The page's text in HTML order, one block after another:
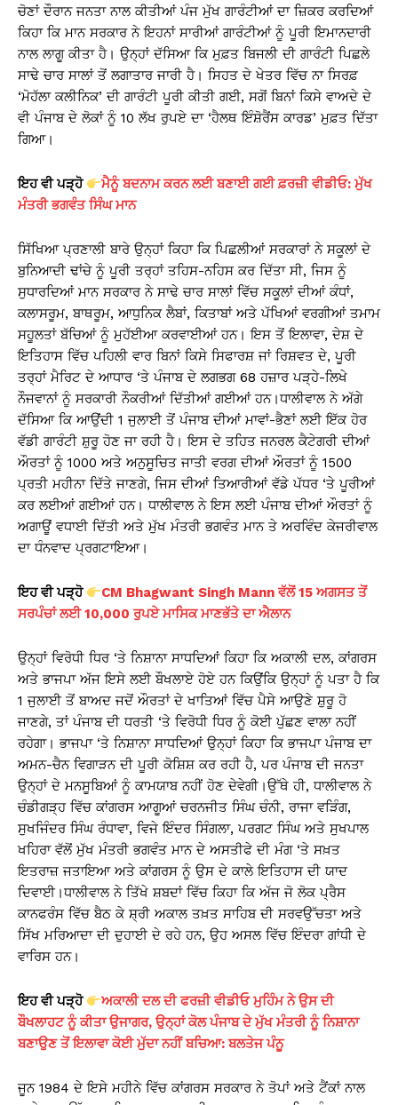
ਚੋਣਾਂ ਦੌਰਾਨ ਜਨਤਾ ਨਾਲ ਕੀਤੀਆਂ ਪੰਜ ਮੁੱਖ ਗਾਰੰਟੀਆਂ ਦਾ ਜ਼ਿਕਰ ਕਰਦਿਆਂ
ਕਿਹਾ ਕਿ ਮਾਨ ਸਰਕਾਰ ਨੇ ਇਹਨਾਂ ਸਾਰੀਆਂ ਗਾਰੰਟੀਆਂ ਨੂੰ ਪੂਰੀ ਇਮਾਨਦਾਰੀ
ਨਾਲ ਲਾਗੂ ਕੀਤਾ ਹੈ। ਉਨ੍ਹਾਂ ਦੱਸਿਆ ਕਿ ਮੁਫ਼ਤ ਬਿਜਲੀ ਦੀ ਗਾਰੰਟੀ ਪਿਛਲੇ
ਸਾਢੇ ਚਾਰ ਸਾਲਾਂ ਤੋਂ ਲਗਾਤਾਰ ਜਾਰੀ ਹੈ। ਸਿਹਤ ਦੇ ਖੇਤਰ ਵਿੱਚ ਨਾ ਸਿਰਫ਼
‘ਮੋਹੱਲਾ ਕਲੀਨਿਕ’ ਦੀ ਗਾਰੰਟੀ ਪੂਰੀ ਕੀਤੀ ਗਈ, ਸਗੋਂ ਬਿਨਾਂ ਕਿਸੇ ਵਾਅਦੇ ਦੇ
ਵੀ ਪੰਜਾਬ ਦੇ ਲੋਕਾਂ ਨੂੰ 10 ਲੱਖ ਰੁਪਏ ਦਾ ‘ਹੈਲਥ ਇੰਸ਼ੋਰੈਂਸ ਕਾਰਡ’ ਮੁਫ਼ਤ ਦਿੱਤਾ
ਗਿਆ।
ਇਹ ਵੀ ਪੜ੍ਹੋ
ਮੈਨੂੰ ਬਦਨਾਮ ਕਰਨ ਲਈ ਬਣਾਈ ਗਈ ਫ਼ਰਜ਼ੀ ਵੀਡੀਓ: ਮੁੱਖ
ਮੰਤਰੀ ਭਗਵੰਤ ਸਿੰਘ ਮਾਨ
ਸਿੱਖਿਆ ਪ੍ਰਣਾਲੀ ਬਾਰੇ ਉਨ੍ਹਾਂ ਕਿਹਾ ਕਿ ਪਿਛਲੀਆਂ ਸਰਕਾਰਾਂ ਨੇ ਸਕੂਲਾਂ ਦੇ
ਬੁਨਿਆਦੀ ਢਾਂਚੇ ਨੂੰ ਪੂਰੀ ਤਰ੍ਹਾਂ ਤਹਿਸ-ਨਹਿਸ ਕਰ ਦਿੱਤਾ ਸੀ, ਜਿਸ ਨੂੰ
ਸੁਧਾਰਦਿਆਂ ਮਾਨ ਸਰਕਾਰ ਨੇ ਸਾਢੇ ਚਾਰ ਸਾਲਾਂ ਵਿੱਚ ਸਕੂਲਾਂ ਦੀਆਂ ਕੰਧਾਂ,
ਕਲਾਸਰੂਮ, ਬਾਥਰੂਮ, ਆਧੁਨਿਕ ਲੈਬਾਂ, ਕਿਤਾਬਾਂ ਅਤੇ ਪੱਖਿਆਂ ਵਰਗੀਆਂ ਤਮਾਮ
ਸਹੂਲਤਾਂ ਬੱਚਿਆਂ ਨੂੰ ਮੁਹੱਈਆ ਕਰਵਾਈਆਂ ਹਨ। ਇਸ ਤੋਂ ਇਲਾਵਾ, ਦੇਸ਼ ਦੇ
ਇਤਿਹਾਸ ਵਿੱਚ ਪਹਿਲੀ ਵਾਰ ਬਿਨਾਂ ਕਿਸੇ ਸਿਫਾਰਸ਼ ਜਾਂ ਰਿਸ਼ਵਤ ਦੇ, ਪੂਰੀ
ਤਰ੍ਹਾਂ ਮੈਰਿਟ ਦੇ ਆਧਾਰ ‘ਤੇ ਪੰਜਾਬ ਦੇ ਲਗਭਗ 68 ਹਜ਼ਾਰ ਪੜ੍ਹੇ-ਲਿਖੇ
ਨੌਜਵਾਨਾਂ ਨੂੰ ਸਰਕਾਰੀ ਨੌਕਰੀਆਂ ਦਿੱਤੀਆਂ ਗਈਆਂ ਹਨ।ਧਾਲੀਵਾਲ ਨੇ ਅੱਗੇ
ਦੱਸਿਆ ਕਿ ਆਉਂਦੀ 1 ਜੁਲਾਈ ਤੋਂ ਪੰਜਾਬ ਦੀਆਂ ਮਾਵਾਂ-ਭੈਣਾਂ ਲਈ ਇੱਕ ਹੋਰ
ਵੱਡੀ ਗਾਰੰਟੀ ਸ਼ੁਰੂ ਹੋਣ ਜਾ ਰਹੀ ਹੈ। ਇਸ ਦੇ ਤਹਿਤ ਜਨਰਲ ਕੈਟੇਗਰੀ ਦੀਆਂ
ਔਰਤਾਂ ਨੂੰ ₹1000 ਅਤੇ ਅਨੁਸੂਚਿਤ ਜਾਤੀ ਵਰਗ ਦੀਆਂ ਔਰਤਾਂ ਨੂੰ ₹1500
ਪ੍ਰਤੀ ਮਹੀਨਾ ਦਿੱਤੇ ਜਾਣਗੇ, ਜਿਸ ਦੀਆਂ ਤਿਆਰੀਆਂ ਵੱਡੇ ਪੱਧਰ ‘ਤੇ ਪੂਰੀਆਂ
ਕਰ ਲਈਆਂ ਗਈਆਂ ਹਨ। ਧਾਲੀਵਾਲ ਨੇ ਇਸ ਲਈ ਪੰਜਾਬ ਦੀਆਂ ਔਰਤਾਂ ਨੂੰ
ਅਗਾਊਂ ਵਧਾਈ ਦਿੱਤੀ ਅਤੇ ਮੁੱਖ ਮੰਤਰੀ ਭਗਵੰਤ ਮਾਨ ਤੇ ਅਰਵਿੰਦ ਕੇਜਰੀਵਾਲ
ਦਾ ਧੰਨਵਾਦ ਪ੍ਰਗਟਾਇਆ।
ਇਹ ਵੀ ਪੜ੍ਹੋ
CM Bhagwant Singh Mann ਵੱਲੋਂ 15 ਅਗਸਤ ਤੋਂ
ਸਰਪੰਚਾਂ ਲਈ 10,000 ਰੁਪਏ ਮਾਸਿਕ ਮਾਣਭੱਤੇ ਦਾ ਐਲਾਨ
ਉਨ੍ਹਾਂ ਵਿਰੋਧੀ ਧਿਰ ‘ਤੇ ਨਿਸ਼ਾਨਾ ਸਾਧਦਿਆਂ ਕਿਹਾ ਕਿ ਅਕਾਲੀ ਦਲ, ਕਾਂਗਰਸ
ਅਤੇ ਭਾਜਪਾ ਅੱਜ ਇਸੇ ਲਈ ਬੌਖਲਾਏ ਹੋਏ ਹਨ ਕਿਉਂਕਿ ਉਨ੍ਹਾਂ ਨੂੰ ਪਤਾ ਹੈ ਕਿ
1 ਜੁਲਾਈ ਤੋਂ ਬਾਅਦ ਜਦੋਂ ਔਰਤਾਂ ਦੇ ਖਾਤਿਆਂ ਵਿੱਚ ਪੈਸੇ ਆਉਣੇ ਸ਼ੁਰੂ ਹੋ
ਜਾਣਗੇ, ਤਾਂ ਪੰਜਾਬ ਦੀ ਧਰਤੀ ‘ਤੇ ਵਿਰੋਧੀ ਧਿਰ ਨੂੰ ਕੋਈ ਪੁੱਛਣ ਵਾਲਾ ਨਹੀਂ
ਰਹੇਗਾ। ਭਾਜਪਾ ‘ਤੇ ਨਿਸ਼ਾਨਾ ਸਾਧਦਿਆਂ ਉਨ੍ਹਾਂ ਕਿਹਾ ਕਿ ਭਾਜਪਾ ਪੰਜਾਬ ਦਾ
ਅਮਨ-ਚੈਨ ਵਿਗਾੜਨ ਦੀ ਪੂਰੀ ਕੋਸ਼ਿਸ਼ ਕਰ ਰਹੀ ਹੈ, ਪਰ ਪੰਜਾਬ ਦੀ ਜਨਤਾ
ਉਨ੍ਹਾਂ ਦੇ ਮਨਸੂਬਿਆਂ ਨੂੰ ਕਾਮਯਾਬ ਨਹੀਂ ਹੋਣ ਦੇਵੇਗੀ।ਉੱਥੇ ਹੀ, ਧਾਲੀਵਾਲ ਨੇ
ਚੰਡੀਗੜ੍ਹ ਵਿੱਚ ਕਾਂਗਰਸ ਆਗੂਆਂ ਚਰਨਜੀਤ ਸਿੰਘ ਚੰਨੀ, ਰਾਜਾ ਵੜਿੰਗ,
ਸੁਖਜਿੰਦਰ ਸਿੰਘ ਰੰਧਾਵਾ, ਵਿਜੇ ਇੰਦਰ ਸਿੰਗਲਾ, ਪਰਗਟ ਸਿੰਘ ਅਤੇ ਸੁਖਪਾਲ
ਖਹਿਰਾ ਵੱਲੋਂ ਮੁੱਖ ਮੰਤਰੀ ਭਗਵੰਤ ਮਾਨ ਦੇ ਅਸਤੀਫੇ ਦੀ ਮੰਗ ‘ਤੇ ਸਖ਼ਤ
ਇਤਰਾਜ਼ ਜਤਾਇਆ ਅਤੇ ਕਾਂਗਰਸ ਨੂੰ ਉਸ ਦੇ ਕਾਲੇ ਇਤਿਹਾਸ ਦੀ ਯਾਦ
ਦਿਵਾਈ।ਧਾਲੀਵਾਲ ਨੇ ਤਿੱਖੇ ਸ਼ਬਦਾਂ ਵਿੱਚ ਕਿਹਾ ਕਿ ਅੱਜ ਜੋ ਲੋਕ ਪ੍ਰੈਸ
ਕਾਨਫਰੰਸ ਵਿੱਚ ਬੈਠ ਕੇ ਸ਼੍ਰੀ ਅਕਾਲ ਤਖ਼ਤ ਸਾਹਿਬ ਦੀ ਸਰਵਉੱਚਤਾ ਅਤੇ
ਸਿੱਖ ਮਰਿਆਦਾ ਦੀ ਦੁਹਾਈ ਦੇ ਰਹੇ ਹਨ, ਉਹ ਅਸਲ ਵਿੱਚ ਇੰਦਰਾ ਗਾਂਧੀ ਦੇ
ਵਾਰਿਸ ਹਨ।
ਇਹ ਵੀ ਪੜ੍ਹੋ
ਅਕਾਲੀ ਦਲ ਦੀ ਫਰਜ਼ੀ ਵੀਡੀਓ ਮੁਹਿੰਮ ਨੇ ਉਸ ਦੀ
ਬੌਖਲਾਹਟ ਨੂੰ ਕੀਤਾ ਉਜਾਗਰ, ਉਨ੍ਹਾਂ ਕੋਲ ਪੰਜਾਬ ਦੇ ਮੁੱਖ ਮੰਤਰੀ ਨੂੰ ਨਿਸ਼ਾਨਾ
ਬਣਾਉਣ ਤੋਂ ਇਲਾਵਾ ਕੋਈ ਮੁੱਦਾ ਨਹੀਂ ਬਚਿਆ: ਬਲਤੇਜ ਪੰਨੂ
ਜੂਨ 1984 ਦੇ ਇਸੇ ਮਹੀਨੇ ਵਿੱਚ ਕਾਂਗਰਸ ਸਰਕਾਰ ਨੇ ਤੋਪਾਂ ਅਤੇ ਟੈਂਕਾਂ ਨਾਲ